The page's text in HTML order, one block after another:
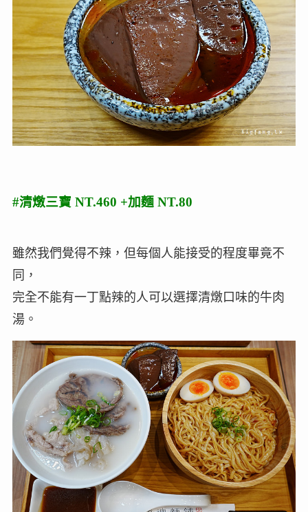
#清燉三寶 NT.460 +加麵 NT.80
雖然我們覺得不辣，但每個人能接受的程度畢竟不
同，
完全不能有一丁點辣的人可以選擇清燉口味的牛肉
湯。